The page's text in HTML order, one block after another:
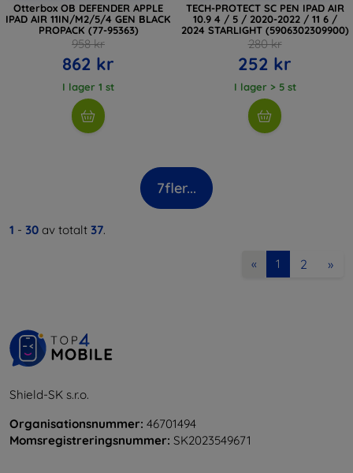
Otterbox OB DEFENDER APPLE
IPAD AIR 11IN/M2/5/4 GEN BLACK
PROPACK (77-95363)
958 kr
862 kr
I lager 1 st
TECH-PROTECT SC PEN IPAD AIR
10.9 4 / 5 / 2020-2022 / 11 6 /
2024 STARLIGHT (5906302309900)
280 kr
252 kr
I lager > 5 st
7fler...
1 - 30 av totalt 37.
« 1 2 »
Shield-SK s.r.o.
Organisationsnummer: 46701494
Momsregistreringsnummer: SK2023549671